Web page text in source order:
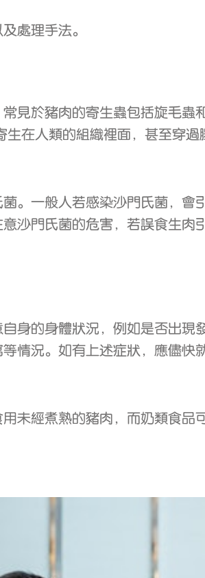
處理手法。
見於豬肉的寄生蟲包括旋毛
在人類的組織裡面，甚至穿
。一般人若感染沙門氏菌，
沙門氏菌的危害，若誤食生
身的身體狀況，例如是否出現
情況。如有上述症狀，應儘
未經煮熟的豬肉，而奶類食